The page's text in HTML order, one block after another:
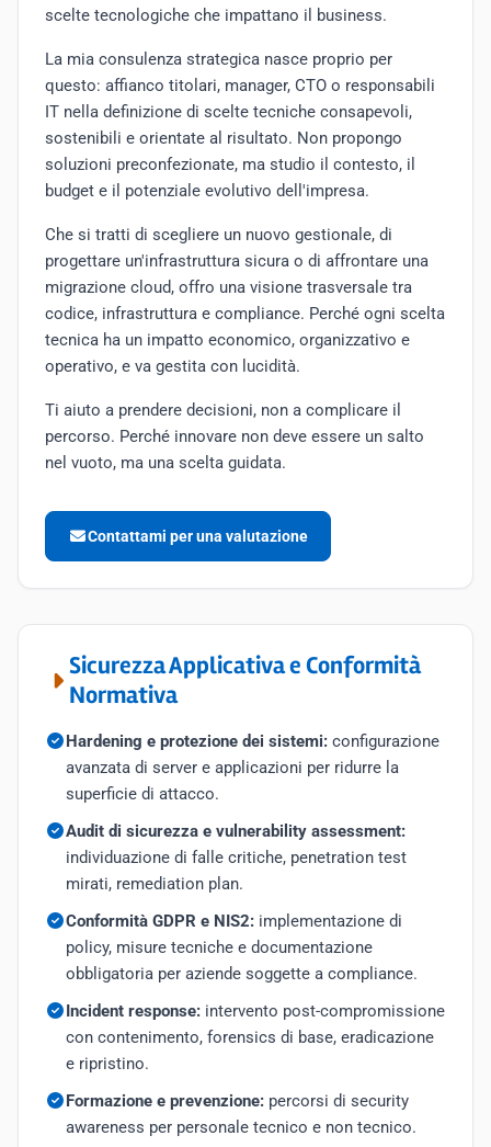
scelte tecnologiche che impattano il business.
La mia consulenza strategica nasce proprio per
questo: affianco titolari, manager, CTO o responsabili
IT nella definizione di scelte tecniche consapevoli,
sostenibili e orientate al risultato. Non propongo
soluzioni preconfezionate, ma studio il contesto, il
budget e il potenziale evolutivo dell'impresa.
Che si tratti di scegliere un nuovo gestionale, di
progettare un'infrastruttura sicura o di affrontare una
migrazione cloud, offro una visione trasversale tra
codice, infrastruttura e compliance. Perché ogni scelta
tecnica ha un impatto economico, organizzativo e
operativo, e va gestita con lucidità.
Ti aiuto a prendere decisioni, non a complicare il
percorso. Perché innovare non deve essere un salto
nel vuoto, ma una scelta guidata.
Contattami per una valutazione
Sicurezza Applicativa e Conformità
Normativa
Hardening e protezione dei sistemi:configurazione
avanzata di server e applicazioni per ridurre la
superficie di attacco.
Audit di sicurezza e vulnerability assessment:
individuazione di falle critiche, penetration test
mirati, remediation plan.
Conformità GDPR e NIS2:implementazione di
policy, misure tecniche e documentazione
obbligatoria per aziende soggette a compliance.
Incident response:intervento post-compromissione
con contenimento, forensics di base, eradicazione
e ripristino.
Formazione e prevenzione:percorsi di security
awareness per personale tecnico e non tecnico.